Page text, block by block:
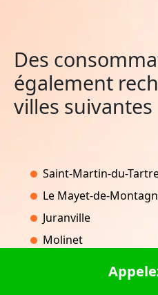
Des
également
villes suivantes
Saint-Martin-du-
Le Mayet-de-
Juranville
Molinet